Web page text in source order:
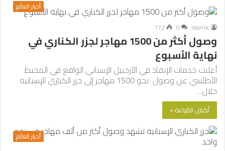
أخبار العالم
islamic
0
172
وصول أكثر من 1500 مهاجر لجزر الكناري في
نهاية الأسبوع
أعلنت خدمات الإنقاذ في الأرخبيل الإسباني الواقع في المحيط
الأطلسي عن وصول نحو 1500 مهاجر إلى جزر الكناري الإسبانية
خلال…
أكمل القراءة »
أخبار العالم